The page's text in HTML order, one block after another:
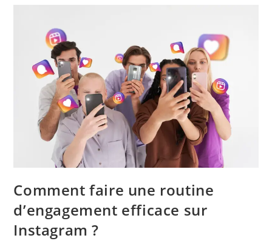
Comment faire une routine
d’engagement efficace sur
Instagram ?